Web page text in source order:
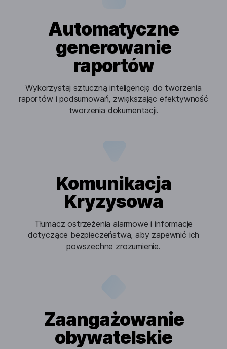
Automatyczne
generowanie
raportów
Wykorzystaj sztuczną inteligencję do tworzenia
raportów i podsumowań, zwiększając efektywność
tworzenia dokumentacji.
Komunikacja
Kryzysowa
Tłumacz ostrzeżenia alarmowe i informacje
dotyczące bezpieczeństwa, aby zapewnić ich
powszechne zrozumienie.
Zaangażowanie
obywatelskie